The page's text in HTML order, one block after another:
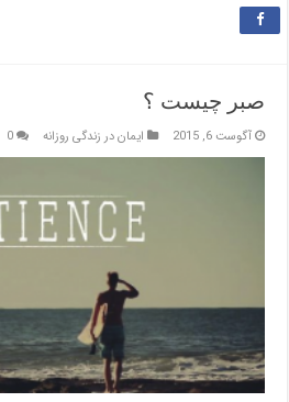
صبر چيست ؟
آگوست 6, 2015 ایمان در زندگی روزانه 0